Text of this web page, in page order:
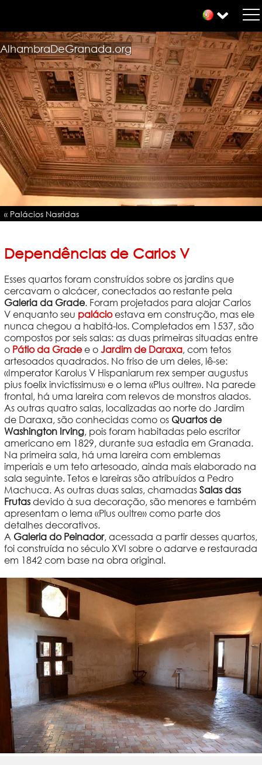
AlhambraDeGranada.org
« Palácios Nasridas
Dependências de Carlos V
Esses quartos foram construídos sobre os jardins que
cercavam o alcácer, conectados ao restante pela
Galeria da Grade. Foram projetados para alojar Carlos
V enquanto seu palácioestava em construção, mas ele
nunca chegou a habitá-los. Completados em 1537, são
compostos por seis salas: as duas primeiras situadas entre
o Pátio da Gradee o Jardim de Daraxa, com tetos
artesoados quadrados. No friso de um deles, lê-se:
«Imperator Karolus V Hispaniarum rex semper augustus
pius foelix invictissimus» e o lema «Plus oultre». Na parede
frontal, há uma lareira com relevos de monstros alados.
As outras quatro salas, localizadas ao norte do Jardim
de Daraxa, são conhecidas como os Quartos de
Washington Irving, pois foram habitadas pelo escritor
americano em 1829, durante sua estadia em Granada.
Na primeira sala, há uma lareira com emblemas
imperiais e um teto artesoado, ainda mais elaborado na
sala seguinte. Tetos e lareiras são atribuídos a Pedro
Machuca. As outras duas salas, chamadas Salas das
Frutasdevido à sua decoração, são menores e também
apresentam o lema «Plus oultre» como parte dos
detalhes decorativos.
A Galeria do Peinador, acessada a partir desses quartos,
foi construída no século XVI sobre o adarve e restaurada
em 1842 com base na obra original.